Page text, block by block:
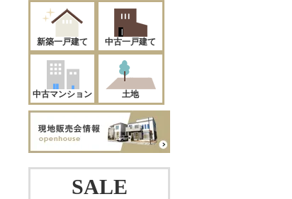
新築一戸建て 中古一戸建て
中古マンション 土地
SALE